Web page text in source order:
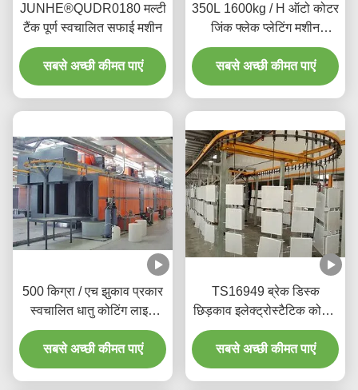
JUNHE®QUDR0180 मल्टी
टैंक पूर्ण स्वचालित सफाई मशीन
सबसे अच्छी कीमत पाएं
350L 1600kg / H ऑटो कोटर
जिंक फ्लेक प्लेटिंग मशीन
सेंट्रीफ्यूगल मैकेनिज्म:
सबसे अच्छी कीमत पाएं
500 किग्रा / एच झुकाव प्रकार
स्वचालित धातु कोटिंग लाइन
त्वरित सुखाने Quick
सबसे अच्छी कीमत पाएं
TS16949 ब्रेक डिस्क
छिड़काव इलेक्ट्रोस्टैटिक कोटिंग
उपकरण ऊर्जा बचत
सबसे अच्छी कीमत पाएं